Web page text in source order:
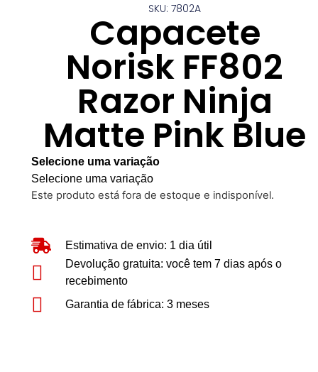
SKU: 7802A
Capacete
Norisk FF802
Razor Ninja
Matte Pink Blue
Selecione uma variação
Selecione uma variação
Este produto está fora de estoque e indisponível.
Estimativa de envio: 1 dia útil
Devolução gratuita: você tem 7 dias após o
recebimento
Garantia de fábrica: 3 meses